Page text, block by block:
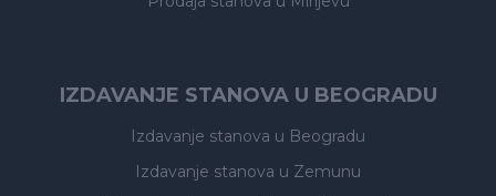
IZDAVANJE STANOVA U BEOGRADU
Izdavanje stanova u Beogradu
Izdavanje stanova u Zemunu